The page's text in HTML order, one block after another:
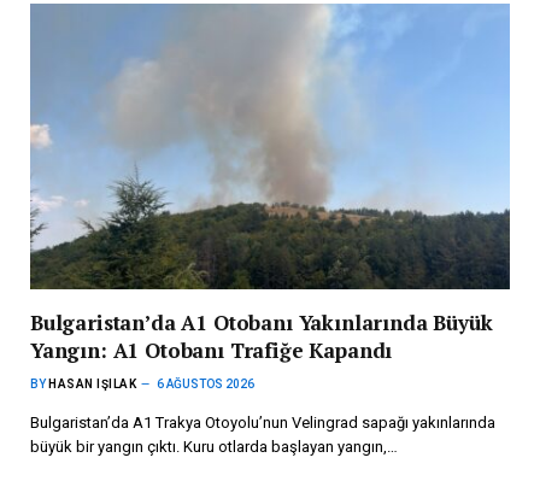
Bulgaristan’da A1 Otobanı Yakınlarında Büyük
Yangın: A1 Otobanı Trafiğe Kapandı
BY HASAN IŞILAK 6 AĞUSTOS 2026
Bulgaristan’da A1 Trakya Otoyolu’nun Velingrad sapağı yakınlarında
büyük bir yangın çıktı. Kuru otlarda başlayan yangın,…